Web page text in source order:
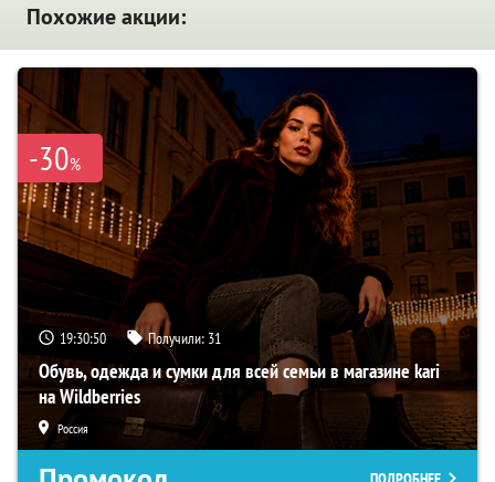
Похожие акции:
-30%
19:30:49 Получили: 31
Обувь, одежда и сумки для всей семьи в магазине kari
на Wildberries
Россия